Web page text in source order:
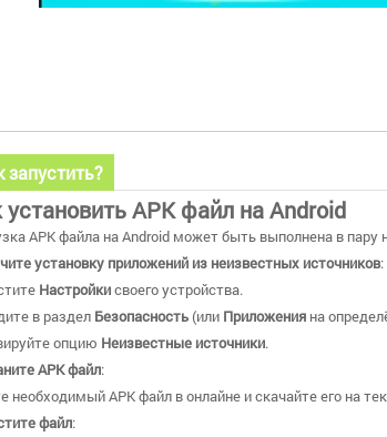
запустить?
установить APK файл на Android
APK файла на Android может быть выполнена в
установку приложений из неизвестных источников:
Настройкисвоего устройства.
в раздел Безопасность (или Приложения на
опцию Неизвестные источники.
APK файл:
необходимый APK файл в онлайне и скачайте его на
файл: